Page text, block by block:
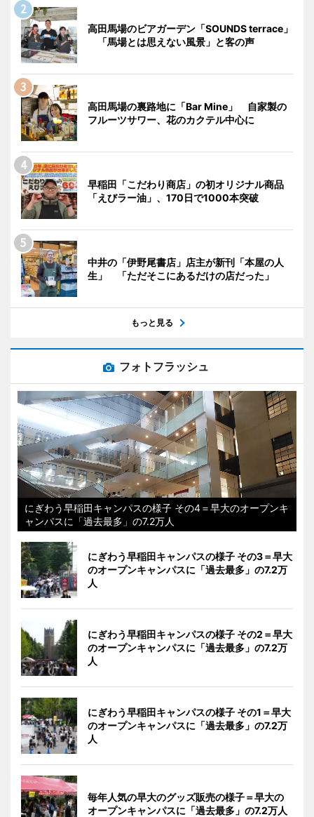
高田馬場のビアガーデン「SOUNDS terrace」
「馬場とは思えない風景」と客の声
高田馬場の裏路地に「Bar Mine」 自家製の
フルーツサワー、花のカクテル中心に
早稲田「こだわり商店」の初オリジナル商品
「えびラー油」、170日で1000本突破
中井の「伊野尾書店」店主が新刊「本屋の人
生」 「ただそこにあるだけの店だった」
もっと見る
フォトフラッシュ
にぎわう早稲田キャンパスの様子 その4＝早大のオープンキ
ャンパスに「過去最多」の7.2万人
にぎわう早稲田キャンパスの様子 その3＝早大
のオープンキャンパスに「過去最多」の7.2万
人
にぎわう早稲田キャンパスの様子 その2＝早大
のオープンキャンパスに「過去最多」の7.2万
人
にぎわう早稲田キャンパスの様子 その1＝早大
のオープンキャンパスに「過去最多」の7.2万
人
毎年人気の早大のグッズ販売の様子＝早大の
オープンキャンパスに「過去最多」の7.2万人